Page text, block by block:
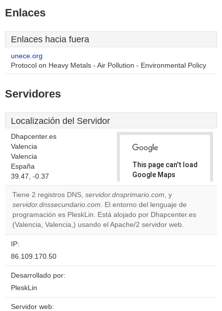
Enlaces
Enlaces hacia fuera
unece.org
Protocol on Heavy Metals - Air Pollution - Environmental Policy
Servidores
Localización del Servidor
Dhapcenter.es
Valencia
Valencia
España
39.47, -0.37
This page can't load
Google Maps
correctly.
Do you
own this
website?
OK
Tiene 2 registros DNS, servidor.dnsprimario.com, y
servidor.dnssecundario.com. El entorno del lenguaje de
programación es PleskLin. Está alojado por Dhapcenter.es
(Valencia, Valencia,) usando el Apache/2 servidor web.
IP:
86.109.170.50
Desarrollado por:
PleskLin
Servidor web: